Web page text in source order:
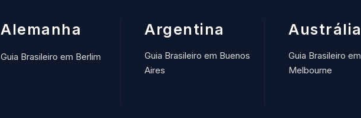
Alemanha
Guia Brasileiro em Berlim
Argentina
Guia Brasileiro em Buenos
Aires
Austrália
Guia Brasileiro em
Melbourne